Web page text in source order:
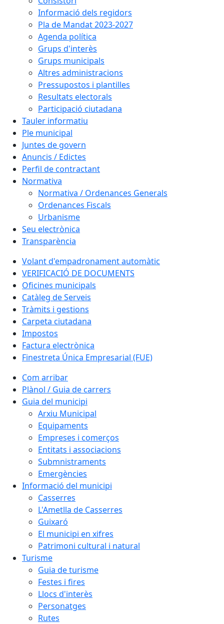
Informació dels regidors
Pla de Mandat 2023-2027
Agenda política
Grups d'interès
Grups municipals
Altres administracions
Pressupostos i plantilles
Resultats electorals
Participació ciutadana
Tauler informatiu
Ple municipal
Juntes de govern
Anuncis / Edictes
Perfil de contractant
Normativa
Normativa / Ordenances Generals
Ordenances Fiscals
Urbanisme
Seu electrònica
Transparència
Volant d'empadronament automàtic
VERIFICACIÓ DE DOCUMENTS
Oficines municipals
Catàleg de Serveis
Tràmits i gestions
Carpeta ciutadana
Impostos
Factura electrònica
Finestreta Única Empresarial (FUE)
Com arribar
Plànol / Guia de carrers
Guia del municipi
Arxiu Municipal
Equipaments
Empreses i comerços
Entitats i associacions
Submnistraments
Emergències
Informació del municipi
Casserres
L'Ametlla de Casserres
Guixaró
El municipi en xifres
Patrimoni cultural i natural
Turisme
Guia de turisme
Festes i fires
Llocs d'interès
Personatges
Rutes